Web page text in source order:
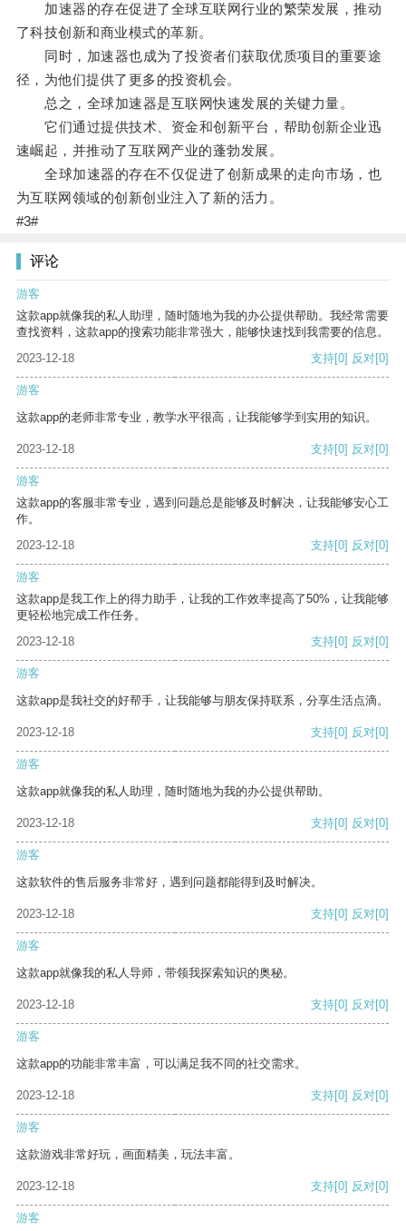
加速器的存在促进了全球互联网行业的繁荣发展，推动
了科技创新和商业模式的革新。
同时，加速器也成为了投资者们获取优质项目的重要途
径，为他们提供了更多的投资机会。
总之，全球加速器是互联网快速发展的关键力量。
它们通过提供技术、资金和创新平台，帮助创新企业迅
速崛起，并推动了互联网产业的蓬勃发展。
全球加速器的存在不仅促进了创新成果的走向市场，也
为互联网领域的创新创业注入了新的活力。
#3#
评论
游客
这款app就像我的私人助理，随时随地为我的办公提供帮助。我经常需要
查找资料，这款app的搜索功能非常强大，能够快速找到我需要的信息。
2023-12-18
支持[0] 反对[0]
游客
这款app的老师非常专业，教学水平很高，让我能够学到实用的知识。
2023-12-18 支持[0] 反对[0]
游客
这款app的客服非常专业，遇到问题总是能够及时解决，让我能够安心工
作。
2023-12-18
支持[0] 反对[0]
游客
这款app是我工作上的得力助手，让我的工作效率提高了50%，让我能够
更轻松地完成工作任务。
2023-12-18
支持[0] 反对[0]
游客
这款app是我社交的好帮手，让我能够与朋友保持联系，分享生活点滴。
2023-12-18 支持[0] 反对[0]
游客
这款app就像我的私人助理，随时随地为我的办公提供帮助。
2023-12-18 支持[0] 反对[0]
游客
这款软件的售后服务非常好，遇到问题都能得到及时解决。
2023-12-18 支持[0] 反对[0]
游客
这款app就像我的私人导师，带领我探索知识的奥秘。
2023-12-18 支持[0] 反对[0]
游客
这款app的功能非常丰富，可以满足我不同的社交需求。
2023-12-18 支持[0] 反对[0]
游客
这款游戏非常好玩，画面精美，玩法丰富。
2023-12-18 支持[0] 反对[0]
游客